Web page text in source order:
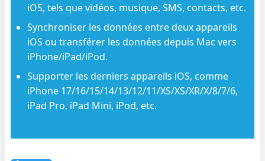
iOS, tels que vidéos, musique, SMS, contacts, etc.
Synchroniser les données entre deux appareils
iOS ou transférer les données depuis Mac vers
iPhone/iPad/iPod.
Supporter les derniers appareils iOS, comme
iPhone 17/16/15/14/13/12/11/XS/XS/XR/X/8/7/6,
iPad Pro, iPad Mini, iPod, etc.